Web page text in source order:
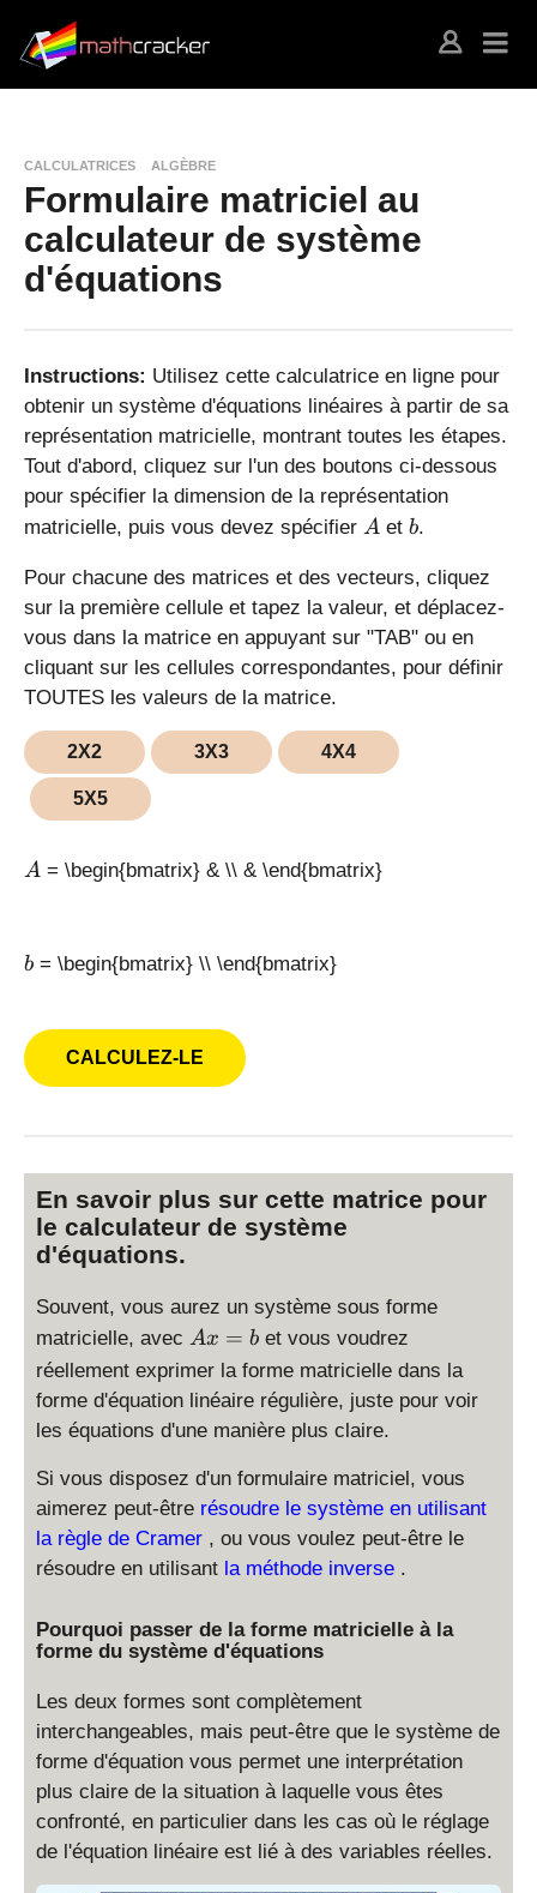
CALCULATRICES ALGÈBRE
Formulaire matriciel au
calculateur de système
d'équations
Instructions: Utilisez cette calculatrice en ligne pour
obtenir un système d'équations linéaires à partir de sa
représentation matricielle, montrant toutes les étapes.
Tout d'abord, cliquez sur l'un des boutons ci-dessous
pour spécifier la dimension de la représentation
matricielle, puis vous devez spécifier A
A et b
b.
Pour chacune des matrices et des vecteurs, cliquez
sur la première cellule et tapez la valeur, et déplacez-
vous dans la matrice en appuyant sur "TAB" ou en
cliquant sur les cellules correspondantes, pour définir
TOUTES les valeurs de la matrice.
2X2 3X3 4X4
5X5
A
A = \begin{bmatrix} & \\ & \end{bmatrix}
b
b = \begin{bmatrix} \\ \end{bmatrix}
En savoir plus sur cette matrice pour
le calculateur de système
d'équations.
Souvent, vous aurez un système sous forme
matricielle, avec A
x
=
b
Ax = b et vous voudrez
réellement exprimer la forme matricielle dans la
forme d'équation linéaire régulière, juste pour voir
les équations d'une manière plus claire.
Si vous disposez d'un formulaire matriciel, vous
aimerez peut-être résoudre le système en utilisant
la règle de Cramer , ou vous voulez peut-être le
résoudre en utilisant la méthode inverse .
Pourquoi passer de la forme matricielle à la
forme du système d'équations
Les deux formes sont complètement
interchangeables, mais peut-être que le système de
forme d'équation vous permet une interprétation
plus claire de la situation à laquelle vous êtes
confronté, en particulier dans les cas où le réglage
de l'équation linéaire est lié à des variables réelles.